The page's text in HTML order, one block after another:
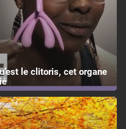
le clitoris, cet organe